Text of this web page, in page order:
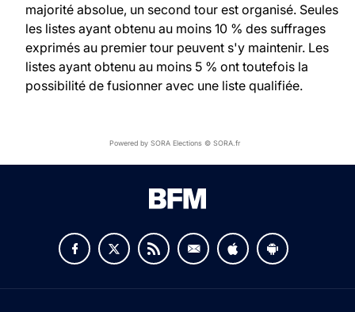
majorité absolue, un second tour est organisé. Seules
les listes ayant obtenu au moins 10 % des suffrages
exprimés au premier tour peuvent s'y maintenir. Les
listes ayant obtenu au moins 5 % ont toutefois la
possibilité de fusionner avec une liste qualifiée.
Powered by SORA Elections © SORA.fr